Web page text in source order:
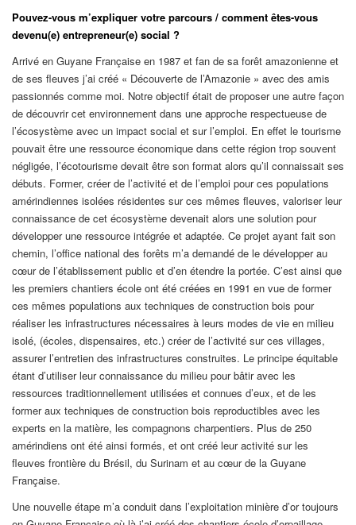
Pouvez-vous m’expliquer votre parcours / comment êtes-vous
devenu(e) entrepreneur(e) social ?
Arrivé en Guyane Française en 1987 et fan de sa forêt amazonienne et
de ses fleuves j’ai créé « Découverte de l’Amazonie » avec des amis
passionnés comme moi. Notre objectif était de proposer une autre façon
de découvrir cet environnement dans une approche respectueuse de
l’écosystème avec un impact social et sur l’emploi. En effet le tourisme
pouvait être une ressource économique dans cette région trop souvent
négligée, l’écotourisme devait être son format alors qu’il connaissait ses
débuts. Former, créer de l’activité et de l’emploi pour ces populations
amérindiennes isolées résidentes sur ces mêmes fleuves, valoriser leur
connaissance de cet écosystème devenait alors une solution pour
développer une ressource intégrée et adaptée. Ce projet ayant fait son
chemin, l’office national des forêts m’a demandé de le développer au
cœur de l’établissement public et d’en étendre la portée. C’est ainsi que
les premiers chantiers école ont été créées en 1991 en vue de former
ces mêmes populations aux techniques de construction bois pour
réaliser les infrastructures nécessaires à leurs modes de vie en milieu
isolé, (écoles, dispensaires, etc.) créer de l’activité sur ces villages,
assurer l’entretien des infrastructures construites. Le principe équitable
étant d’utiliser leur connaissance du milieu pour bâtir avec les
ressources traditionnellement utilisées et connues d’eux, et de les
former aux techniques de construction bois reproductibles avec les
experts en la matière, les compagnons charpentiers. Plus de 250
amérindiens ont été ainsi formés, et ont créé leur activité sur les
fleuves frontière du Brésil, du Surinam et au cœur de la Guyane
Française.
Une nouvelle étape m’a conduit dans l’exploitation minière d’or toujours